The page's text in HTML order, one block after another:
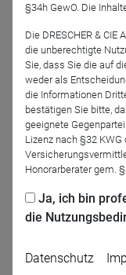
Bernhard Birawe
CONVEX Experts GmbH
Moderation
Lars Postall
§34h GewO. Die
Die DRESCHER &
die unberechtigte
Sie, dass Sie die auf
weder als
die Informationen
bestätigen Sie bitte,
geeignete
Lizenz nach §32
Honorarberater gem.
Ja, ich bin
die
Datenschutz